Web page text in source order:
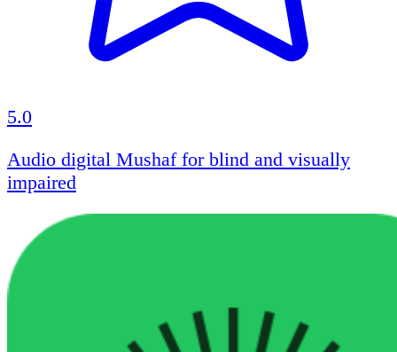
5.0
Audio digital Mushaf for blind and visually
impaired